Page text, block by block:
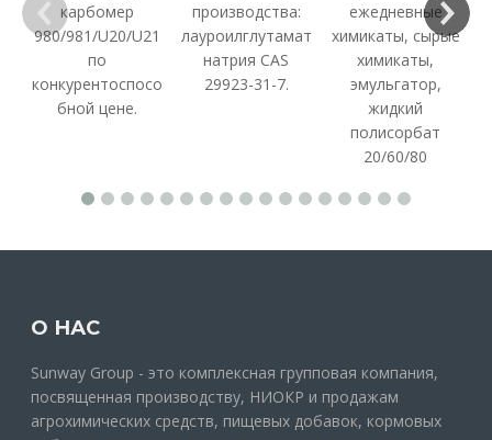
видео
фосфорная кислота в
Горячая продажа
фосфорная кислота 85
Купить высшую премию.
Горячая продажа
карбомер
980/981/U20/U21
по
конкурентоспосо
бной цене.
производства:
лауроилглутамат
натрия CAS
29923-31-7.
ежедневные
химикаты, сырые
химикаты,
эмульгатор,
жидкий
полисорбат
20/60/80
О НАС
Sunway Group - это комплексная групповая компания,
посвященная производству, НИОКР и продажам
агрохимических средств, пищевых добавок, кормовых